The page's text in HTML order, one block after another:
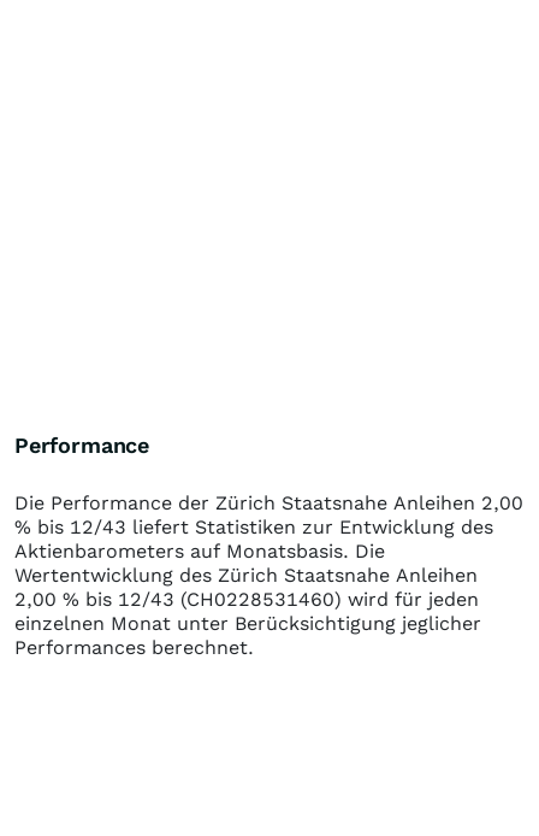
Performance
Die Performance der Zürich Staatsnahe Anleihen 2,00
% bis 12/43 liefert Statistiken zur Entwicklung des
Aktienbarometers auf Monatsbasis. Die
Wertentwicklung des Zürich Staatsnahe Anleihen
2,00 % bis 12/43 (CH0228531460) wird für jeden
einzelnen Monat unter Berücksichtigung jeglicher
Performances berechnet.